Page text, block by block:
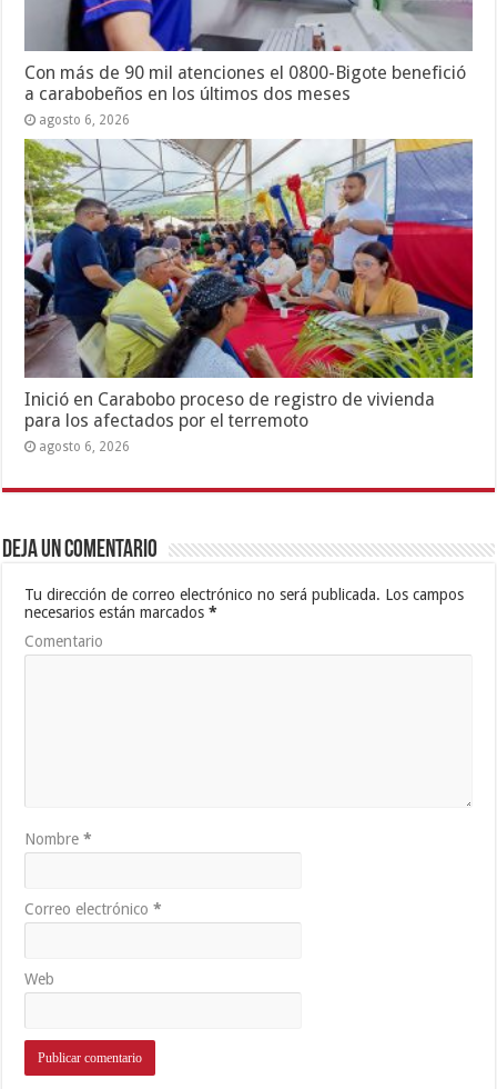
Con más de 90 mil atenciones el 0800-Bigote benefició
a carabobeños en los últimos dos meses
agosto 6, 2026
Inició en Carabobo proceso de registro de vivienda
para los afectados por el terremoto
agosto 6, 2026
Deja un comentario
Tu dirección de correo electrónico no será publicada. Los campos
necesarios están marcados*
Comentario
Nombre*
Correo electrónico*
Web